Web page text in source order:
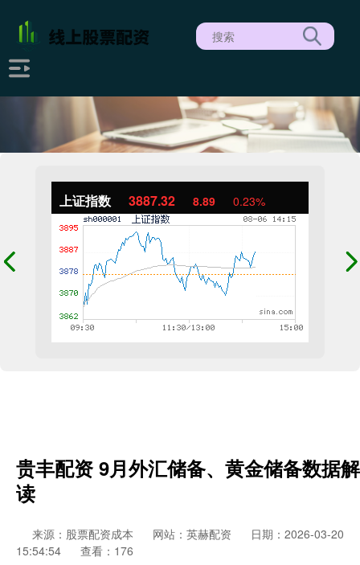
上证指数 3887.32 8.89 0.23%
贵丰配资 9月外汇储备、黄金储备数据解
读
来源：股票配资成本 网站：英赫配资
日期：2026-03-20
15:54:54
查看：176